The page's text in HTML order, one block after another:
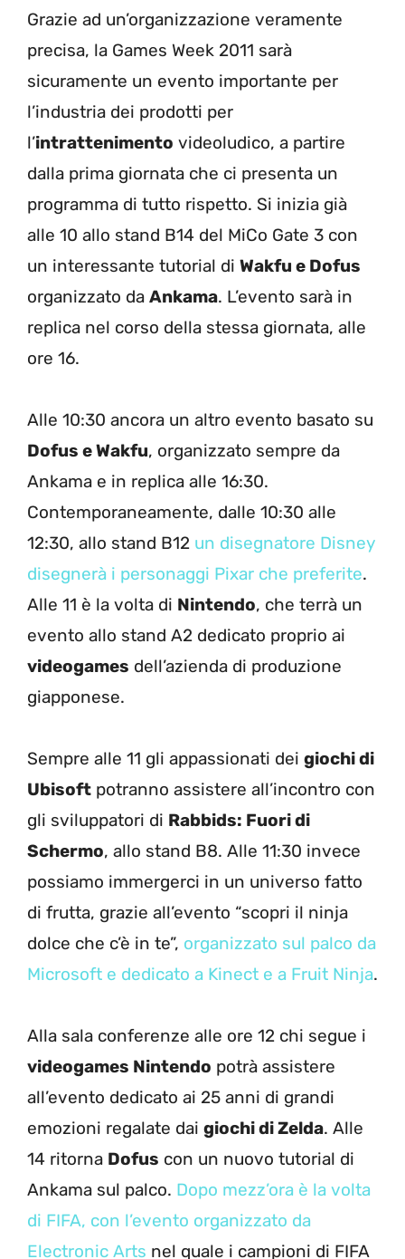
Grazie ad un’organizzazione veramente
precisa, la Games Week 2011 sarà
sicuramente un evento importante per
l’industria dei prodotti per
l’intrattenimento videoludico, a partire
dalla prima giornata che ci presenta un
programma di tutto rispetto. Si inizia già
alle 10 allo stand B14 del MiCo Gate 3 con
un interessante tutorial di Wakfu e Dofus
organizzato da Ankama. L’evento sarà in
replica nel corso della stessa giornata, alle
ore 16.
Alle 10:30 ancora un altro evento basato su
Dofus e Wakfu, organizzato sempre da
Ankama e in replica alle 16:30.
Contemporaneamente, dalle 10:30 alle
12:30, allo stand B12 un disegnatore Disney
disegnerà i personaggi Pixar che preferite.
Alle 11 è la volta di Nintendo, che terrà un
evento allo stand A2 dedicato proprio ai
videogames dell’azienda di produzione
giapponese.
Sempre alle 11 gli appassionati dei giochi di
Ubisoft potranno assistere all’incontro con
gli sviluppatori di Rabbids: Fuori di
Schermo, allo stand B8. Alle 11:30 invece
possiamo immergerci in un universo fatto
di frutta, grazie all’evento “scopri il ninja
dolce che c’è in te”, organizzato sul palco da
Microsoft e dedicato a Kinect e a Fruit Ninja.
Alla sala conferenze alle ore 12 chi segue i
videogames Nintendo potrà assistere
all’evento dedicato ai 25 anni di grandi
emozioni regalate dai giochi di Zelda. Alle
14 ritorna Dofus con un nuovo tutorial di
Ankama sul palco. Dopo mezz’ora è la volta
di FIFA, con l’evento organizzato da
Electronic Arts nel quale i campioni di FIFA